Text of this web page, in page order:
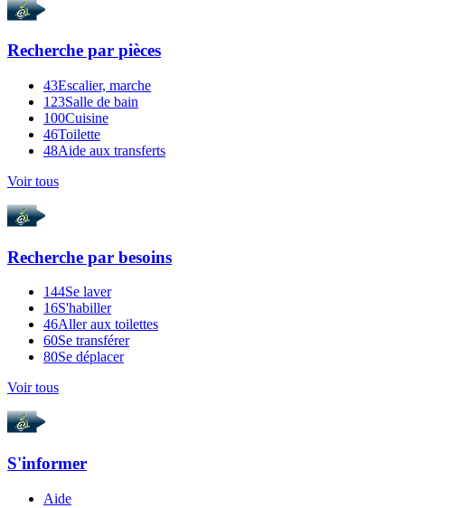
Recherche par pièces
43Escalier, marche
123Salle de bain
100Cuisine
46Toilette
48Aide aux transferts
Voir tous
Recherche par besoins
144Se laver
16S'habiller
46Aller aux toilettes
60Se transférer
80Se déplacer
Voir tous
S'informer
Aide